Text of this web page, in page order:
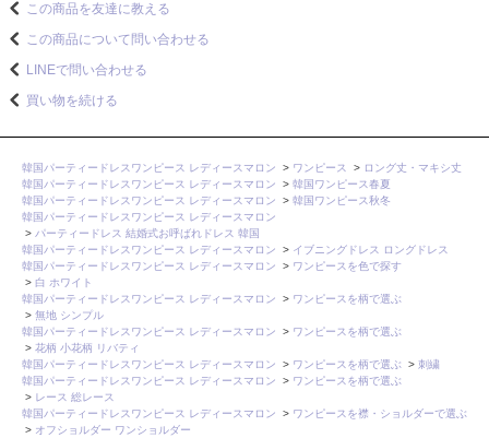
この商品を友達に教える
この商品について問い合わせる
LINEで問い合わせる
買い物を続ける
韓国パーティードレスワンピース レディースマロン > ワンピース > ロング丈・マキシ丈
韓国パーティードレスワンピース レディースマロン
> 韓国ワンピース春夏
韓国パーティードレスワンピース レディースマロン
> 韓国ワンピース秋冬
韓国パーティードレスワンピース レディースマロン
> パーティードレス 結婚式お呼ばれドレス 韓国
韓国パーティードレスワンピース レディースマロン
> イブニングドレス ロングドレス
韓国パーティードレスワンピース レディースマロン
> ワンピースを色で探す
> 白 ホワイト
韓国パーティードレスワンピース レディースマロン
> ワンピースを柄で選ぶ
> 無地 シンプル
韓国パーティードレスワンピース レディースマロン
> ワンピースを柄で選ぶ
> 花柄 小花柄 リバティ
韓国パーティードレスワンピース レディースマロン
> ワンピースを柄で選ぶ > 刺繍
韓国パーティードレスワンピース レディースマロン
> ワンピースを柄で選ぶ
> レース 総レース
韓国パーティードレスワンピース レディースマロン
> ワンピースを襟・ショルダーで選ぶ
> オフショルダー ワンショルダー